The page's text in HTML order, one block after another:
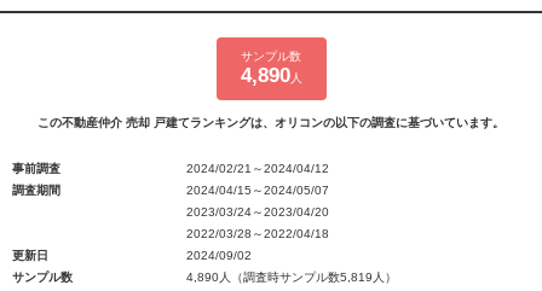
サンプル数
4,890人
この不動産仲介 売却 戸建てランキングは、オリコンの以下の調査に基づいています。
事前調査
2024/02/21～2024/04/12
調査期間
2024/04/15～2024/05/07
2023/03/24～2023/04/20
2022/03/28～2022/04/18
更新日
2024/09/02
サンプル数
4,890人（調査時サンプル数5,819人）